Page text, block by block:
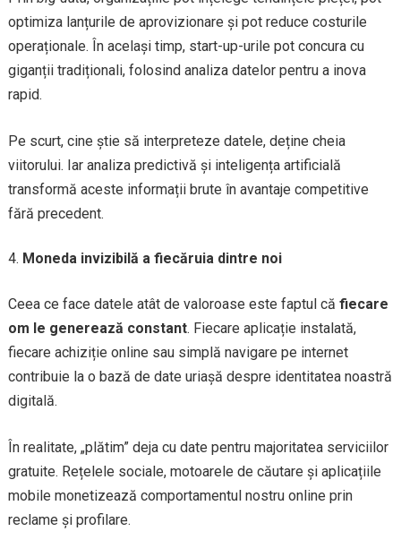
optimiza lanțurile de aprovizionare și pot reduce costurile
operaționale. În același timp, start-up-urile pot concura cu
giganții tradiționali, folosind analiza datelor pentru a inova
rapid.
Pe scurt, cine știe să interpreteze datele, deține cheia
viitorului. Iar analiza predictivă și inteligența artificială
transformă aceste informații brute în avantaje competitive
fără precedent.
Moneda invizibilă a fiecăruia dintre noi
Ceea ce face datele atât de valoroase este faptul că fiecare
om le generează constant. Fiecare aplicație instalată,
fiecare achiziție online sau simplă navigare pe internet
contribuie la o bază de date uriașă despre identitatea noastră
digitală.
În realitate, „plătim” deja cu date pentru majoritatea serviciilor
gratuite. Rețelele sociale, motoarele de căutare și aplicațiile
mobile monetizează comportamentul nostru online prin
reclame și profilare.